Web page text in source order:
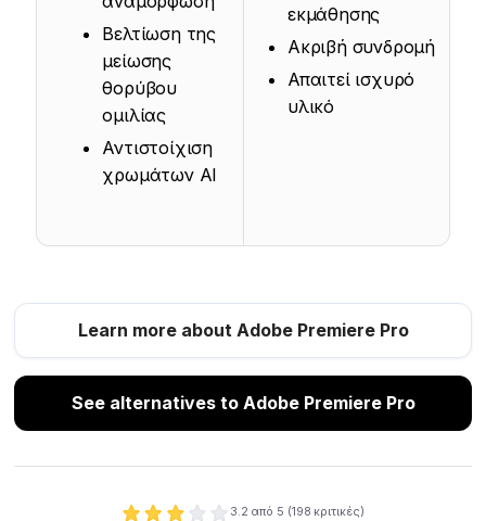
Βελτίωση της
μείωσης
θορύβου
ομιλίας
Αντιστοίχιση
χρωμάτων AI
εκμάθησης
Ακριβή συνδρομή
Απαιτεί ισχυρό
υλικό
Learn more about Adobe Premiere Pro
See alternatives to Adobe Premiere Pro
3.2 από 5 (198 κριτικές)